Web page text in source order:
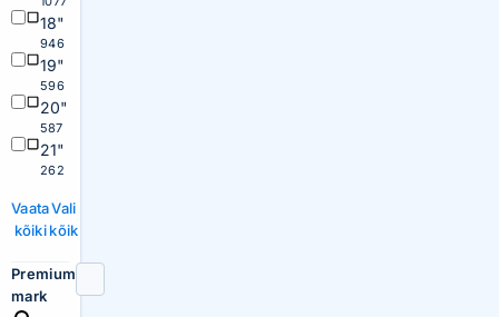
18"
946
19"
596
20"
587
21"
262
Vaata
kõiki
Vali
kõik
Premium
mark